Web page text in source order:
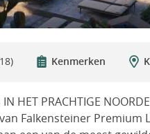
Kenmerken
HET PRACHTIGE
Falkensteiner Premium